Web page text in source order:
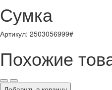
Сумка
Артикул: 2503056999#
Похожие